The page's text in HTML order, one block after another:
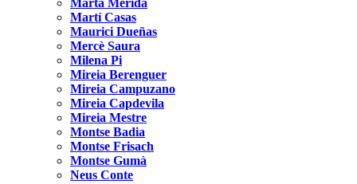
Martí Casas
Maurici Dueñas
Mercè Saura
Milena Pi
Mireia Berenguer
Mireia Campuzano
Mireia Capdevila
Mireia Mestre
Montse Badia
Montse Frisach
Montse Gumà
Neus Conte